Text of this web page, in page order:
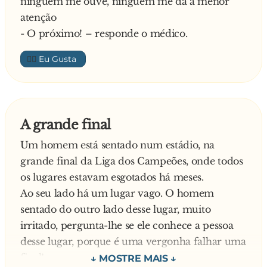
eu esperava. Assim sendo, envio a quantia que
julgo ser a mais justa.
A moça ao receber o bilhete, mandou a seguinte
resposta: - Prezado Senhor:
Quanto aos motivos alegados para o não
pagamento do valor combinado pelo meu
imóvel, tenho a declarar o seguinte:
1. Em relação ao primeiro item, foi muita
ingenuidade da sua parte imaginar que um
imóvel tão bom, fosse estar desocupado por
muito tempo, esperando por alguém como o
Senhor para ocupá-lo
2. Quanto ao segundo item, o apartamento
possui aquecimento, sim O Senhor é que não
soube ligá-lo
3. E finalmente, se a sua mobília é pequena para
preencher o espaço disponível, por favor “não
carros.
atenção
- O próximo! – responde o médico.
👍🏼
A grande final
Um homem está sentado num estádio, na
grande final da Liga dos Campeões, onde todos
os lugares estavam esgotados há meses.
Ao seu lado há um lugar vago. O homem
sentado do outro lado desse lugar, muito
irritado, pergunta-lhe se ele conhece a pessoa
desse lugar, porque é uma vergonha falhar uma
final!